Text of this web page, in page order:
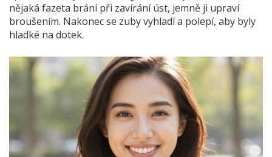
nějaká fazeta brání při zavírání úst, jemně ji upraví
broušením. Nakonec se zuby vyhladí a polepí, aby byly
hladké na dotek.